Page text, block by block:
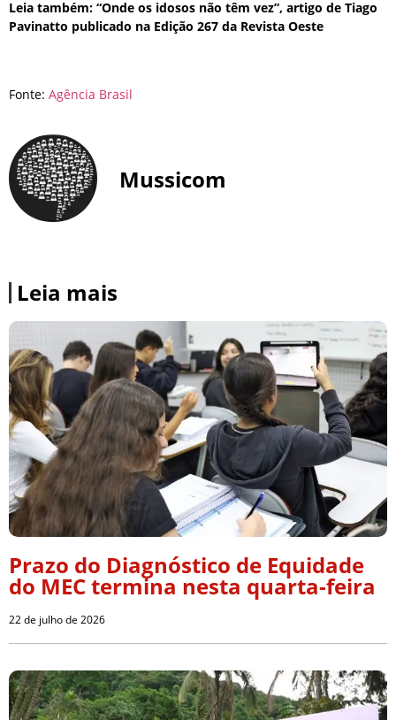
Leia também: “Onde os idosos não têm vez”, artigo de Tiago
Pavinatto publicado na Edição 267 da Revista Oeste
Fonte: Agência Brasil
Mussicom
Leia mais
Prazo do Diagnóstico de Equidade
do MEC termina nesta quarta-feira
22 de julho de 2026